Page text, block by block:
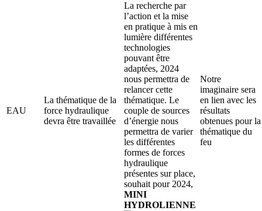
EAU
La thématique de la
force hydraulique
devra être travaillée
La recherche par
l’action et la mise
en pratique à mis en
lumière différentes
technologies
pouvant être
adaptées, 2024
nous permettra de
relancer cette
thématique. Le
couple de sources
d’énergie nous
permettra de varier
les différentes
formes de forces
hydraulique
présentes sur place,
souhait pour 2024,
MINI
HYDROLIENNE
Notre
imaginaire sera
en lien avec les
résultats
obtenues pour la
thématique du
feu